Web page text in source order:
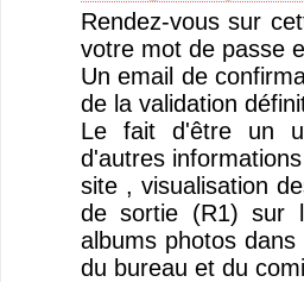
Rendez-vous sur
votre mot de passe
Un email de
de la validation
Le fait d'être un
d'autres
site , visualisation
de sortie (R1) sur
albums photos
du bureau et du